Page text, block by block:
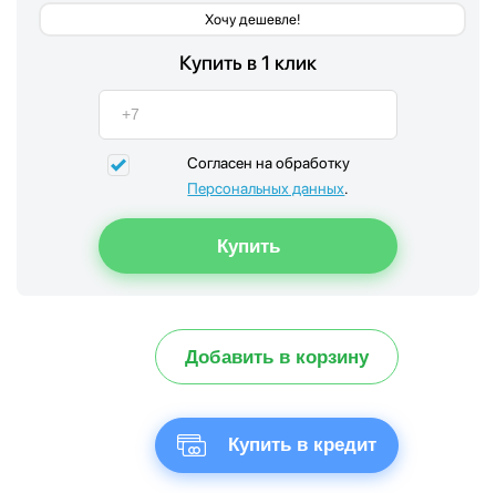
Хочу дешевле!
Купить в 1 клик
Согласен на обработку
Персональных данных.
Добавить в корзину
Купить в кредит